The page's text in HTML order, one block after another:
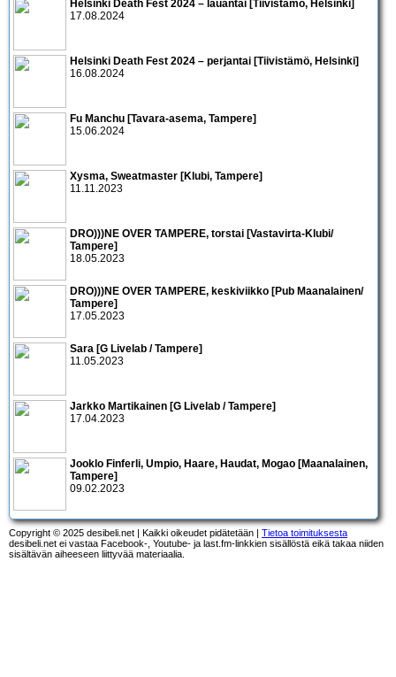
Helsinki Death Fest 2024 – lauantai [Tiivistämö, Helsinki]
17.08.2024
Helsinki Death Fest 2024 – perjantai [Tiivistämö, Helsinki]
16.08.2024
Fu Manchu [Tavara-asema, Tampere]
15.06.2024
Xysma, Sweatmaster [Klubi, Tampere]
11.11.2023
DRO)))NE OVER TAMPERE, torstai [Vastavirta-Klubi/
Tampere]
18.05.2023
DRO)))NE OVER TAMPERE, keskiviikko [Pub Maanalainen/
Tampere]
17.05.2023
Sara [G Livelab / Tampere]
11.05.2023
Jarkko Martikainen [G Livelab / Tampere]
17.04.2023
Jooklo Finferli, Umpio, Haare, Haudat, Mogao [Maanalainen,
Tampere]
09.02.2023
Copyright © 2025 desibeli.net | Kaikki oikeudet pidätetään | Tietoa toimituksesta
desibeli.net ei vastaa Facebook-, Youtube- ja last.fm-linkkien sisällöstä eikä takaa niiden
sisältävän aiheeseen liittyvää materiaalia.